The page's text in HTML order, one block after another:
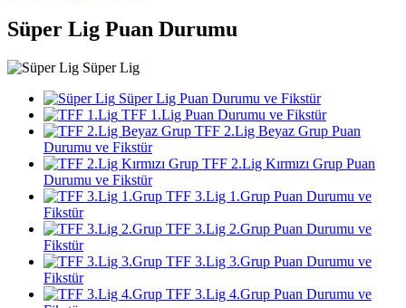
Süper Lig Puan Durumu
Süper Lig
Süper Lig Puan Durumu ve Fikstür
TFF 1.Lig Puan Durumu ve Fikstür
TFF 2.Lig Beyaz Grup Puan
Durumu ve Fikstür
TFF 2.Lig Kırmızı Grup Puan
Durumu ve Fikstür
TFF 3.Lig 1.Grup Puan Durumu ve
Fikstür
TFF 3.Lig 2.Grup Puan Durumu ve
Fikstür
TFF 3.Lig 3.Grup Puan Durumu ve
Fikstür
TFF 3.Lig 4.Grup Puan Durumu ve